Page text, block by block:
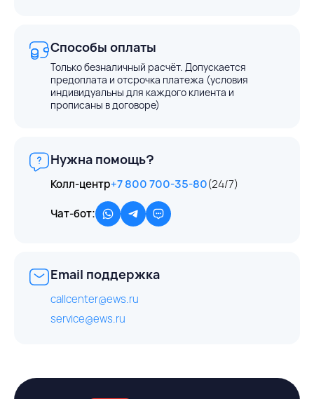
Способы оплаты
Только безналичный расчёт. Допускается
предоплата и отсрочка платежа (условия
индивидуальны для каждого клиента и
прописаны в договоре)
Нужна помощь?
Колл-центр+7 800 700-35-80(24/7)
Чат-бот:
Email поддержка
callcenter@ews.ru
service@ews.ru